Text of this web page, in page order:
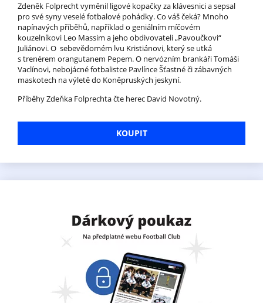
Zdeněk Folprecht vyměnil ligové kopačky za klávesnici a sepsal
pro své syny veselé fotbalové pohádky. Co váš čeká? Mnoho
napínavých příběhů, například o geniálním míčovém
kouzelníkovi Leo Massim a jeho obdivovateli „Pavoučkovi“
Juliánovi. O sebevědomém lvu Kristiánovi, který se utká
s trenérem orangutanem Pepem. O nervózním brankáři Tomáši
Vaclínovi, nebojácné fotbalistce Pavlínce Šťastné či zábavných
maskotech na výletě do Koněpruských jeskyní.
Příběhy Zdeňka Folprechta čte herec David Novotný.
KOUPIT